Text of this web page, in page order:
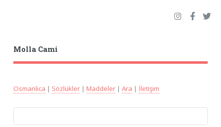
Molla Cami
Osmanlıca | Sözlükler| Maddeler| Ara | İletişim